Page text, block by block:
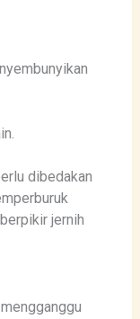
dibedakan
jernih